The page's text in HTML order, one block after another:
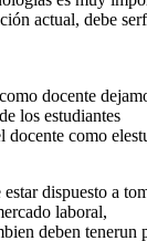
actual, debe
docente
los estudiantes
docente como
dispuesto a
laboral,
deben